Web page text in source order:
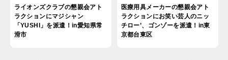
ライオンズクラブの懇親会アト
ラクションにマジシャン
「YUSHI」を派遣！in愛知県常
滑市
医療用具メーカーの懇親会アト
ラクションにお笑い芸人のニッ
チロー’、ゴンゾーを派遣！in東
京都台東区